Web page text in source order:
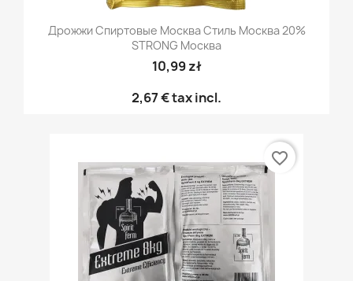
Дрожжи Спиртовые Москва Стиль Москва 20%
STRONG Москва
10,99 zł
2,67 €tax incl.
favorite_border